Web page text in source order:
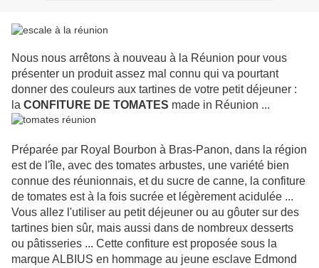
Nous nous arrêtons à nouveau à la Réunion pour vous
présenter un produit assez mal connu qui va pourtant
donner des couleurs aux tartines de votre petit déjeuner :
la CONFITURE DE TOMATES made in Réunion ...
Préparée par Royal Bourbon à Bras-Panon, dans la région
est de l'île, avec des tomates arbustes, une variété bien
connue des réunionnais, et du sucre de canne, la confiture
de tomates est à la fois sucrée et légèrement acidulée ...
Vous allez l'utiliser au petit déjeuner ou au gôuter sur des
tartines bien sûr, mais aussi dans de nombreux desserts
ou pâtisseries ... Cette confiture est proposée sous la
marque ALBIUS en hommage au jeune esclave Edmond